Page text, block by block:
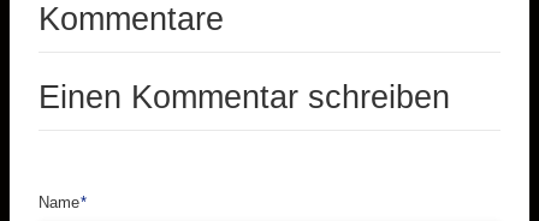
Kommentare
Einen Kommentar schreiben
Pflichtfeld
Name*